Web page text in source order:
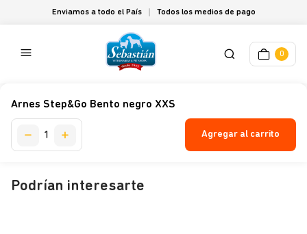
Enviamos a todo el País Todos los medios de pago
0
Arnes Step&Go Bento negro XXS
Agregar al carrito
Podrían interesarte